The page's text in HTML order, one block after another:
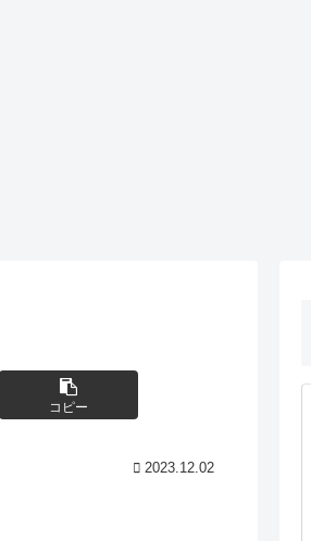
コピー
2023.12.02